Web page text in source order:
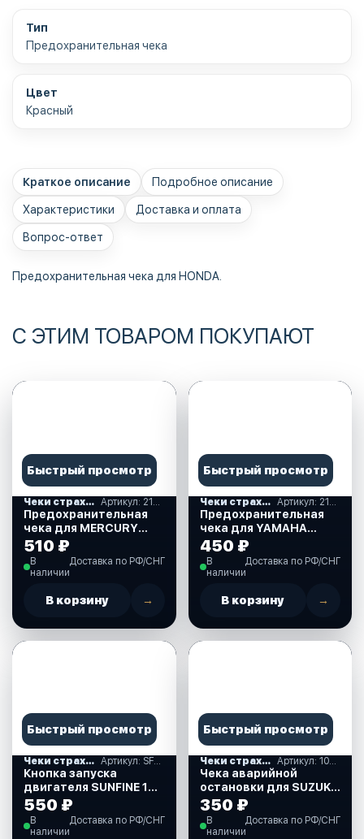
Тип
Предохранительная чека
Цвет
Красный
Краткое описание Подробное описание
Характеристики Доставка и оплата
Вопрос-ответ
Предохранительная чека для HONDA.
С ЭТИМ ТОВАРОМ ПОКУПАЮТ
Быстрый просмотр
Чеки страховочные и кнопки остановки
Предохранительная
чека для MERCURY
(210024)
510 ₽
В
наличии
Доставка по РФ/СНГ
В корзину →
Быстрый просмотр
Чеки страховочные и кнопки остановки
Предохранительная
чека для YAMAHA
(210028)
450 ₽
В
наличии
Доставка по РФ/СНГ
В корзину →
Быстрый просмотр
Чеки страховочные и кнопки остановки
Кнопка запуска
двигателя SUNFINE 12-
24В, красная
подсветка(SF54023-R)
550 ₽
В
наличии
Доставка по РФ/СНГ
Быстрый просмотр
Чеки страховочные и кнопки остановки Артикул: 10284-SZ
Чека аварийной
остановки для SUZUKI
(10284-SZ)
350 ₽
В
наличии
Доставка по РФ/СНГ